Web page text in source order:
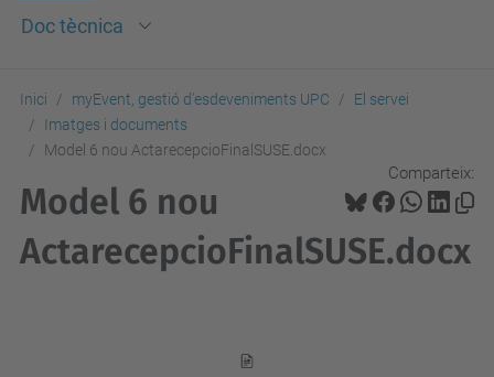
Doc tècnica
Inici myEvent, gestió d'esdeveniments UPC
El servei
Imatges i documents
Model 6 nou ActarecepcioFinalSUSE.docx
Comparteix:
Model 6 nou
ActarecepcioFinalSUSE.docx